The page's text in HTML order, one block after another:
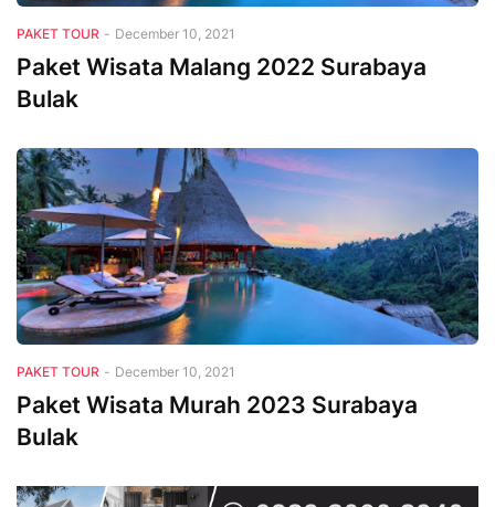
PAKET TOUR - December 10, 2021
Paket Wisata Malang 2022 Surabaya
Bulak
PAKET TOUR - December 10, 2021
Paket Wisata Murah 2023 Surabaya
Bulak